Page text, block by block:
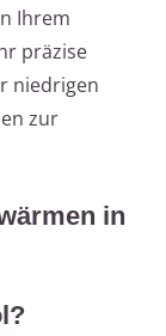
Ihrem
präzise
niedrigen
zur
in